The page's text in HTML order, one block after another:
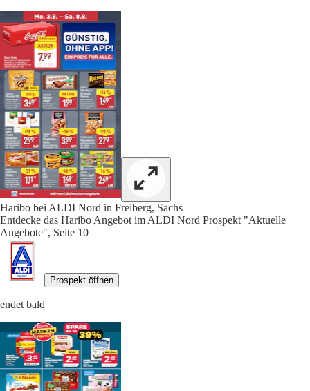
Haribo bei ALDI Nord in Freiberg, Sachs
Entdecke das Haribo Angebot im ALDI Nord Prospekt "Aktuelle
Angebote", Seite 10
Prospekt öffnen
endet bald